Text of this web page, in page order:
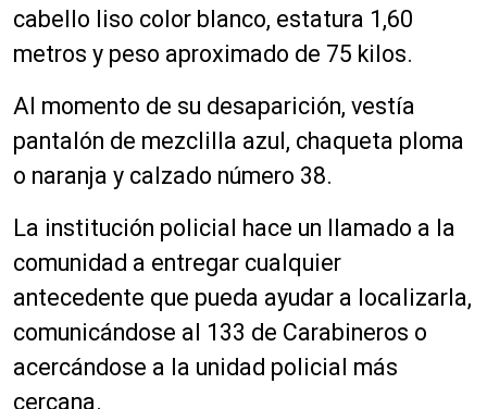
cabello liso color blanco, estatura 1,60
metros y peso aproximado de 75 kilos.
Al momento de su desaparición, vestía
pantalón de mezclilla azul, chaqueta ploma
o naranja y calzado número 38.
La institución policial hace un llamado a la
comunidad a entregar cualquier
antecedente que pueda ayudar a localizarla,
comunicándose al 133 de Carabineros o
acercándose a la unidad policial más
cercana.